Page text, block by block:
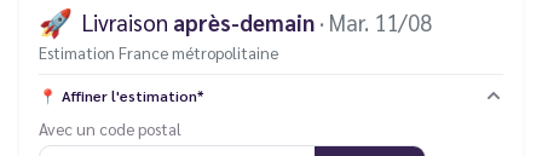
🚀 Livraison après-demain · Mar. 11/08
Estimation France métropolitaine
📍 Affiner l'estimation*
Avec un code postal